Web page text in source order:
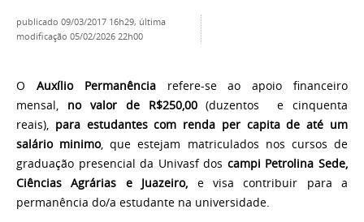
publicado 09/03/2017 16h29, última
modificação 05/02/2026 22h00
O Auxílio Permanênciarefere-se ao apoio financeiro
mensal, no valor de R$250,00(duzentos e cinquenta
reais), para estudantes com renda per capita de até um
salário minimo, que estejam matriculados nos cursos de
graduação presencial da Univasf dos campi Petrolina Sede,
Ciências Agrárias e Juazeiro, e visa contribuir para a
permanência do/a estudante na universidade.